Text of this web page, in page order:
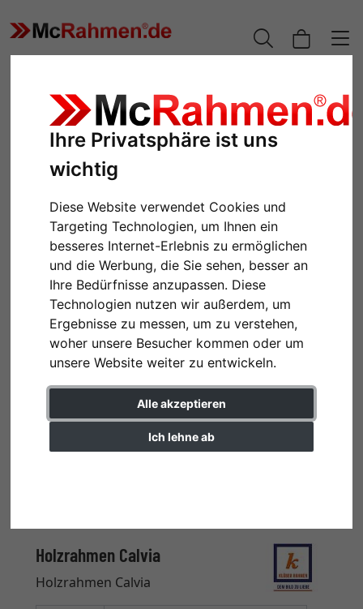
Ihre Privatsphäre ist uns
wichtig
Diese Website verwendet Cookies und
Targeting Technologien, um Ihnen ein
besseres Internet-Erlebnis zu ermöglichen
und die Werbung, die Sie sehen, besser an
Ihre Bedürfnisse anzupassen. Diese
Technologien nutzen wir außerdem, um
Ergebnisse zu messen, um zu verstehen,
woher unsere Besucher kommen oder um
unsere Website weiter zu entwickeln.
Alle akzeptieren
Ich lehne ab
Zurück
Holzrahmen Calvia
Holzrahmen Calvia